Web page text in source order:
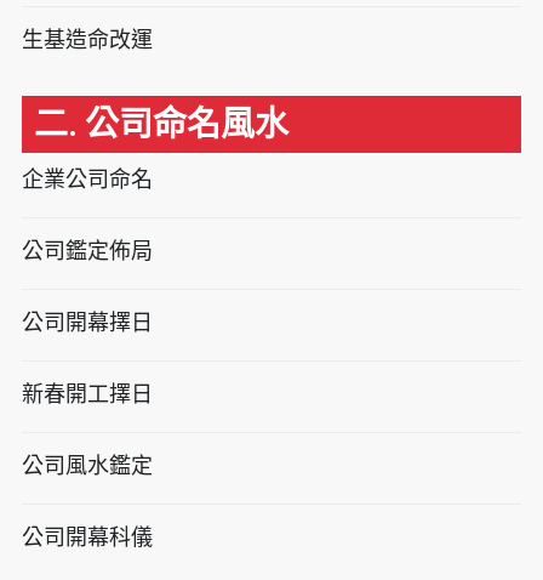
生基造命改運
二. 公司命名風水
企業公司命名
公司鑑定佈局
公司開幕擇日
新春開工擇日
公司風水鑑定
公司開幕科儀